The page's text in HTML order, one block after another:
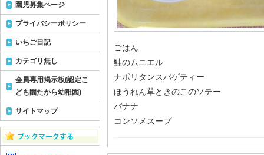
ごはん
鮭のムニエル
ナポリタンスパゲティー
ほうれん草ときのこのソテー
バナナ
コンソメスープ
園児募集ページ
プライバシーポリシー
いちご日記
カテゴリ無し
会員専用掲示板(認定こ
ども園たから幼稚園)
サイトマップ